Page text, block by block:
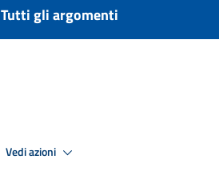
Tutti gli argomenti
Vedi azioni